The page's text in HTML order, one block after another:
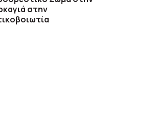
στην